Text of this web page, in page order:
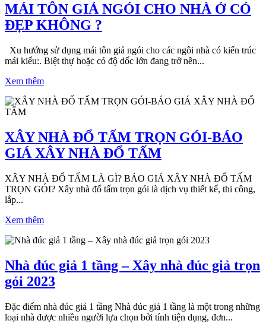
MÁI TÔN GIẢ NGÓI CHO NHÀ Ở CÓ
ĐẸP KHÔNG ?
Xu hướng sử dụng mái tôn giả ngói cho các ngôi nhà có kiến trúc
mái kiểu:. Biệt thự hoặc có độ dốc lớn đang trở nên...
Xem thêm
XÂY NHÀ ĐỔ TẤM TRỌN GÓI-BÁO
GIÁ XÂY NHÀ ĐỔ TẤM
XÂY NHÀ ĐỔ TẤM LÀ GÌ? BÁO GIÁ XÂY NHÀ ĐỔ TẤM
TRỌN GÓI? Xây nhà đổ tấm trọn gói là dịch vụ thiết kế, thi công,
lắp...
Xem thêm
Nhà đúc giả 1 tầng – Xây nhà đúc giả trọn
gói 2023
Đặc điểm nhà đúc giả 1 tầng Nhà đúc giả 1 tầng là một trong những
loại nhà được nhiều người lựa chọn bởi tính tiện dụng, đơn...